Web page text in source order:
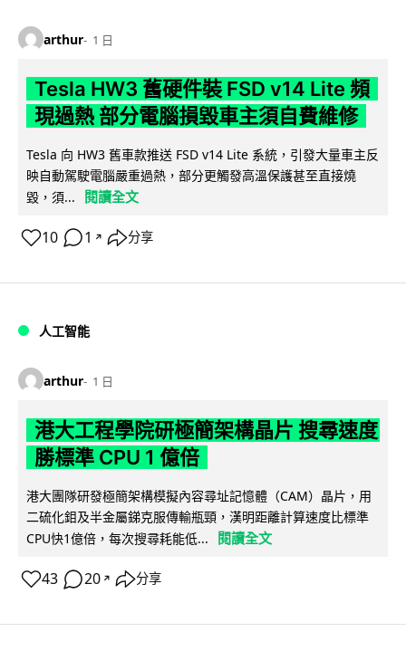
arthur 1 日
Tesla HW3 舊硬件裝 FSD v14 Lite 頻
現過熱 部分電腦損毀車主須自費維修
Tesla 向 HW3 舊車款推送 FSD v14 Lite 系統，引發大量車主反
映自動駕駛電腦嚴重過熱，部分更觸發高溫保護甚至直接燒
毀，須...
閱讀全文
10 1 ↗ 分享
人工智能
arthur 1 日
港大工程學院研極簡架構晶片 搜尋速度
勝標準 CPU 1 億倍
港大團隊研發極簡架構模擬內容尋址記憶體（CAM）晶片，用
二硫化鉬及半金屬銻克服傳輸瓶頸，漢明距離計算速度比標準
CPU快1億倍，每次搜尋耗能低...
閱讀全文
43 20 ↗ 分享